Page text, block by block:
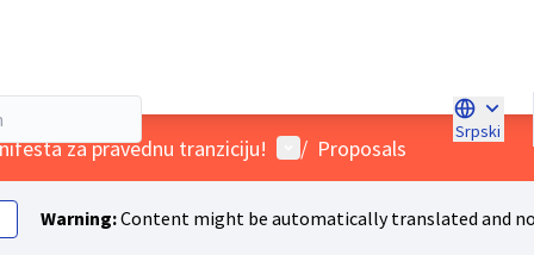
Srpski
Choose
za pravednu tranziciju! User menu
/ Proposals
Warning:Content might be automatically translated and